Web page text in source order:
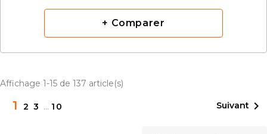
+ Comparer
Affichage 1-15 de 137 article(s)
1 2 3 … 10 Suivant 